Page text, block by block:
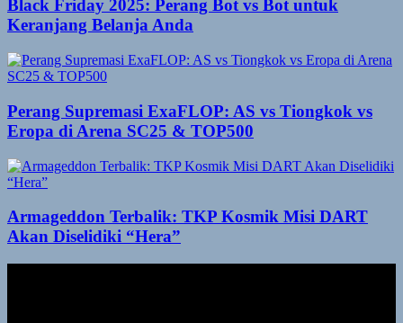
Black Friday 2025: Perang Bot vs Bot untuk
Keranjang Belanja Anda
Perang Supremasi ExaFLOP: AS vs Tiongkok vs
Eropa di Arena SC25 & TOP500
Armageddon Terbalik: TKP Kosmik Misi DART
Akan Diselidiki “Hera”